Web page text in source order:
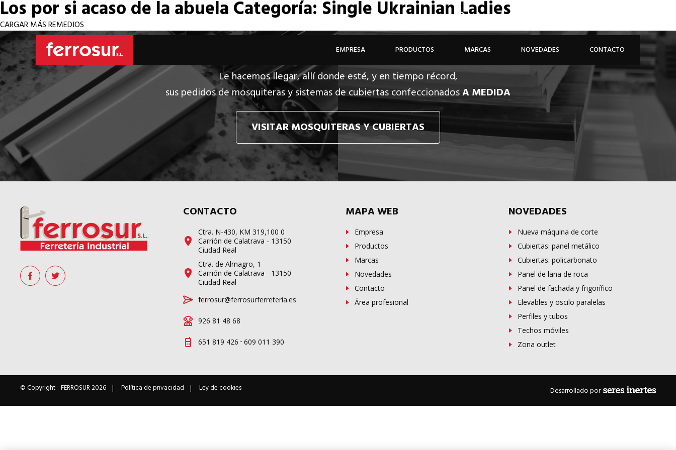
926 81 48 68
EMPRESA PRODUCTOS MARCAS NOVEDADES CONTACTO
Los por si acaso de la abuelaCategoría: Single Ukrainian Ladies
CARGAR MÁS REMEDIOS
Le hacemos llegar, allí donde esté, y en tiempo récord,
sus pedidos de mosquiteras y sistemas de cubiertas confeccionadosA MEDIDA
VISITAR MOSQUITERAS Y CUBIERTAS
CONTACTO
Ctra. N-430, KM 319,100 0
Carrión de Calatrava - 13150
Ciudad Real
Ctra. de Almagro, 1
Carrión de Calatrava - 13150
Ciudad Real
ferrosur@ferrosurferreteria.es
926 81 48 68
651 819 426 - 609 011 390
MAPA WEB
Empresa
Productos
Marcas
Novedades
Contacto
Área profesional
NOVEDADES
Nueva máquina de corte
Cubiertas: panel metálico
Cubiertas: policarbonato
Panel de lana de roca
Panel de fachada y frigorífico
Elevables y oscilo paralelas
Perfiles y tubos
Techos móviles
Zona outlet
© Copyright -FERROSUR2026 Política de privacidad Ley de cookies Desarrollado por